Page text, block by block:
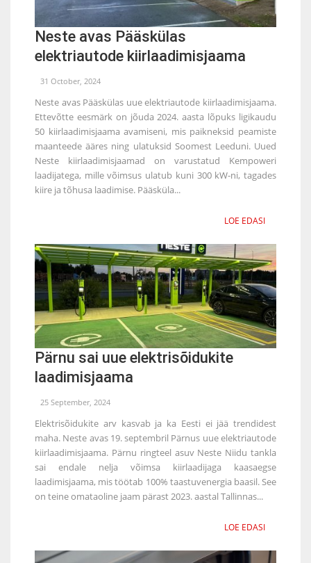
Neste avas Pääskülas
elektriautode kiirlaadimisjaama
31 October, 2024
Neste avas Pääskülas uue elektriautode kiirlaadimisjaama.
Ettevõtte eesmärk on jõuda 2024. aasta lõpuks ligikaudu
50 kiirlaadimisjaama avamiseni, mis paikneksid peamiste
maanteede ääres ning ulatuksid Soomest Leeduni. Uued
Neste kiirlaadimisjaamad on varustatud Kempoweri
laadijatega, mille võimsus ulatub kuni 300 kW-ni, tagades
kiire ja tõhusa laadimise. Pääsküla...
LOE EDASI
Pärnu sai uue elektrisõidukite
laadimisjaama
25 September, 2024
Elektrisõidukite arv kasvab ja ka Eesti ei jää trendidest
maha. Neste avas 19. septembril Pärnus uue elektriautode
kiirlaadimisjaama. Pärnu ringteel asuv Neste Niidu tankla
sai endale nelja võimsa kiirlaadijaga kaasaegse
laadimisjaama, mis töötab 100% taastuvenergia baasil. See
on teine omataoline jaam pärast 2023. aastal Tallinnas...
LOE EDASI